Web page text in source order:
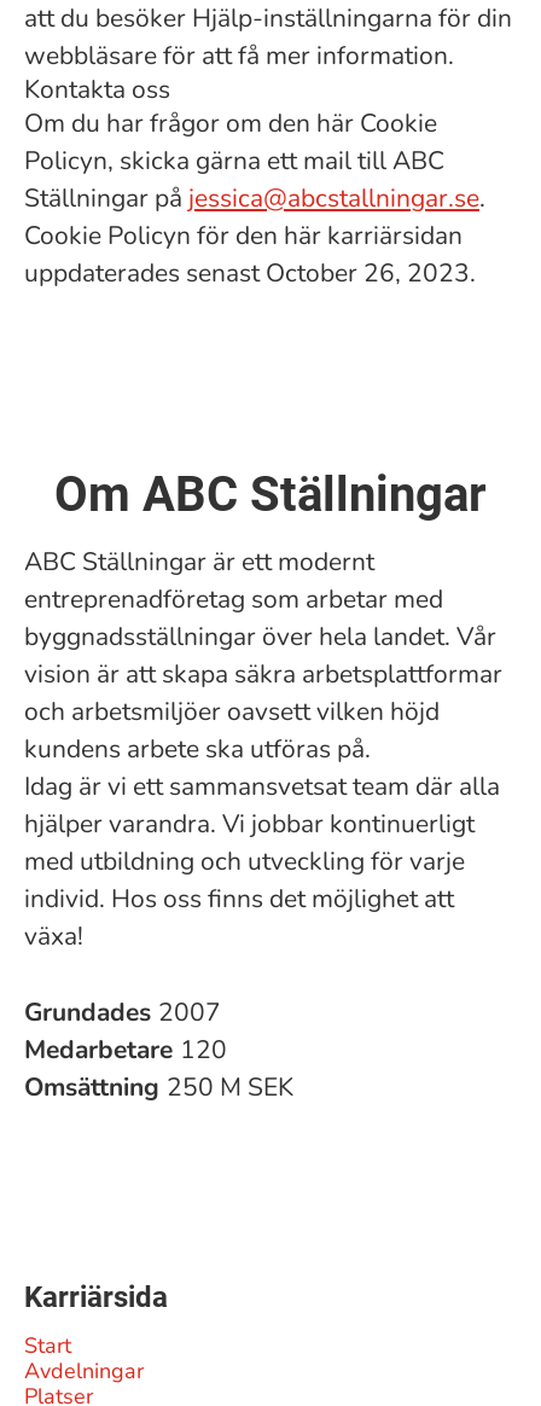
att du besöker Hjälp-inställningarna för din
webbläsare för att få mer information.
Kontakta oss
Om du har frågor om den här Cookie
Policyn, skicka gärna ett mail till ABC
Ställningar på jessica@abcstallningar.se.
Cookie Policyn för den här karriärsidan
uppdaterades senast October 26, 2023.
Om ABC Ställningar
ABC Ställningar är ett modernt
entreprenadföretag som arbetar med
byggnadsställningar över hela landet. Vår
vision är att skapa säkra arbetsplattformar
och arbetsmiljöer oavsett vilken höjd
kundens arbete ska utföras på.
Idag är vi ett sammansvetsat team där alla
hjälper varandra. Vi jobbar kontinuerligt
med utbildning och utveckling för varje
individ. Hos oss finns det möjlighet att
växa!
Grundades 2007
Medarbetare 120
Omsättning 250 M SEK
Karriärsida
Start
Avdelningar
Platser